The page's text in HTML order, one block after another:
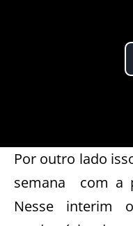
Por outro lado
semana com a
Nesse interim